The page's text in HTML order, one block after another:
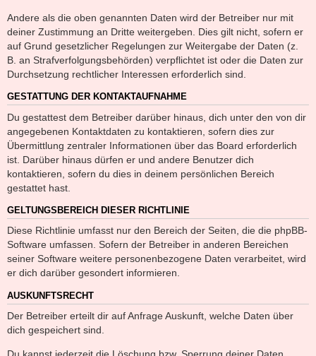
Andere als die oben genannten Daten wird der Betreiber nur mit
deiner Zustimmung an Dritte weitergeben. Dies gilt nicht, sofern er
auf Grund gesetzlicher Regelungen zur Weitergabe der Daten (z.
B. an Strafverfolgungsbehörden) verpflichtet ist oder die Daten zur
Durchsetzung rechtlicher Interessen erforderlich sind.
GESTATTUNG DER KONTAKTAUFNAHME
Du gestattest dem Betreiber darüber hinaus, dich unter den von dir
angegebenen Kontaktdaten zu kontaktieren, sofern dies zur
Übermittlung zentraler Informationen über das Board erforderlich
ist. Darüber hinaus dürfen er und andere Benutzer dich
kontaktieren, sofern du dies in deinem persönlichen Bereich
gestattet hast.
GELTUNGSBEREICH DIESER RICHTLINIE
Diese Richtlinie umfasst nur den Bereich der Seiten, die die phpBB-
Software umfassen. Sofern der Betreiber in anderen Bereichen
seiner Software weitere personenbezogene Daten verarbeitet, wird
er dich darüber gesondert informieren.
AUSKUNFTSRECHT
Der Betreiber erteilt dir auf Anfrage Auskunft, welche Daten über
dich gespeichert sind.